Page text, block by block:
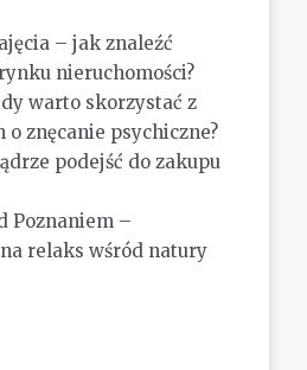
– jak znaleźć
nieruchomości?
warto skorzystać z
o znęcanie psychiczne?
podejść do zakupu
Poznaniem –
relaks wśród natury